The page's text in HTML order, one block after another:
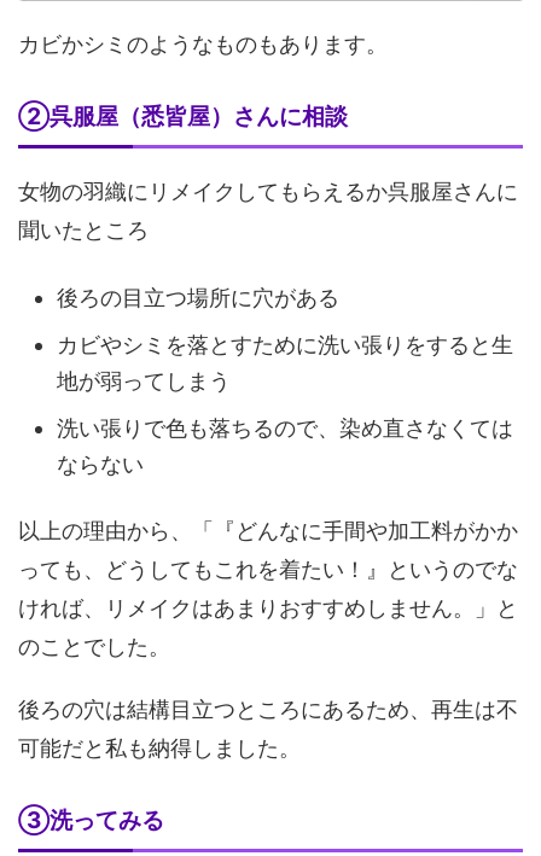
カビかシミのようなものもあります。
②呉服屋（悉皆屋）さんに相談
女物の羽織にリメイクしてもらえるか呉服屋さんに
聞いたところ
後ろの目立つ場所に穴がある
カビやシミを落とすために洗い張りをすると生
地が弱ってしまう
洗い張りで色も落ちるので、染め直さなくては
ならない
以上の理由から、「『どんなに手間や加工料がかか
っても、どうしてもこれを着たい！』というのでな
ければ、リメイクはあまりおすすめしません。」と
のことでした。
後ろの穴は結構目立つところにあるため、再生は不
可能だと私も納得しました。
③洗ってみる